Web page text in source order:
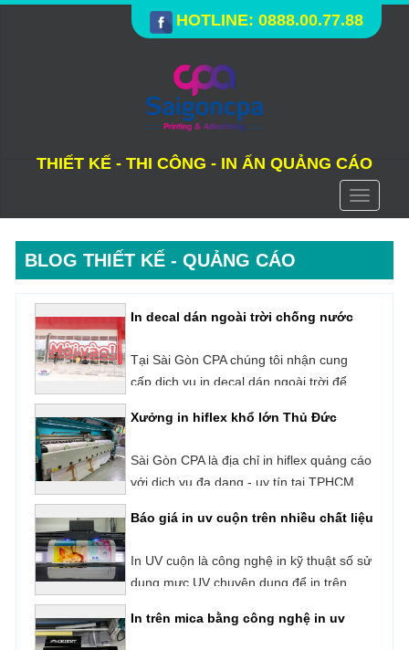
HOTLINE: 0888.00.77.88
THIẾT KẾ - THI CÔNG - IN ẤN QUẢNG CÁO
Toggle
BLOG THIẾT KẾ - QUẢNG CÁO
In decal dán ngoài trời chống nước
Tại Sài Gòn CPA chúng tôi nhận cung
cấp dịch vụ in decal dán ngoài trời để
Xưởng in hiflex khổ lớn Thủ Đức
Sài Gòn CPA là địa chỉ in hiflex quảng cáo
với dịch vụ đa dạng - uy tín tại TPHCM.
liệu đa dạng từ bình dân cho đến cao cấp
của người dùng như: In băng rôn, banner,
Báo giá in uv cuộn trên nhiều chất liệu
In UV cuộn là công nghệ in kỹ thuật số sử
dụng mực UV chuyên dụng để in trên
Decal, Hiflex, Backlit Film,
In trên mica bằng công nghệ in uv